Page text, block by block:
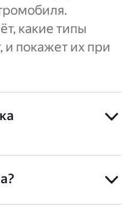
какие типы
и покажет их при